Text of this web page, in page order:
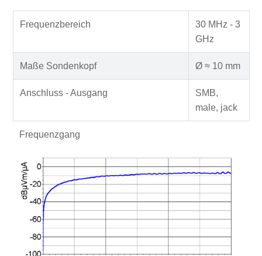
Frequenzbereich
30 MHz - 3
GHz
Maße Sondenkopf Ø ≈ 10 mm
Anschluss - Ausgang
SMB,
male, jack
Frequenzgang